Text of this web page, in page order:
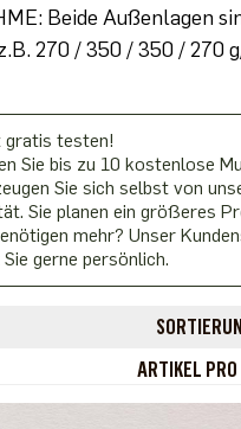
Beide Außenlagen
270 / 350 / 350 / 270
testen!
Sie bis zu 10 kostenlose
Sie sich selbst von
Sie planen ein größeres
mehr? Unser
gerne persönlich.
ARTIKEL